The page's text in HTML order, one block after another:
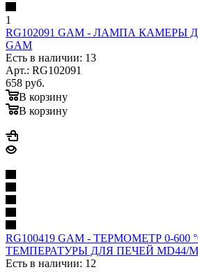
1
RG102091 GAM - ЛАМПА
GAM
Есть в наличии: 13
Арт.: RG102091
658 руб.
В корзину
В корзину
RG100419 GAM - ТЕРМОМЕТР 0-
ТЕМПЕРАТУРЫ ДЛЯ ПЕЧЕЙ MD44/
Есть в наличии: 12